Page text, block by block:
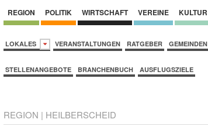
REGION POLITIK WIRTSCHAFT VEREINE KULTUR
LOKALES VERANSTALTUNGEN RATGEBER GEMEINDEN
STELLENANGEBOTE BRANCHENBUCH AUSFLUGSZIELE
REGION | HEILBERSCHEID